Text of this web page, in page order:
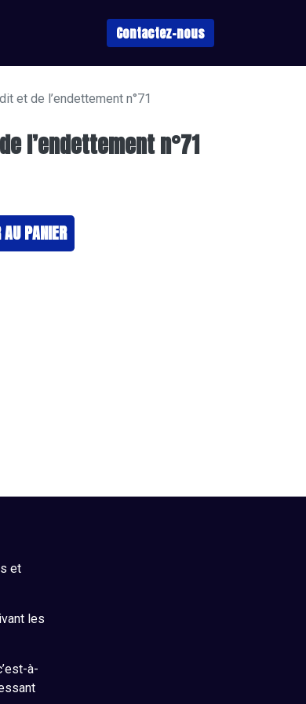
Contactez-nous
et de l’endettement n°71
l’endettement n°71
PANIER
et
les
à-